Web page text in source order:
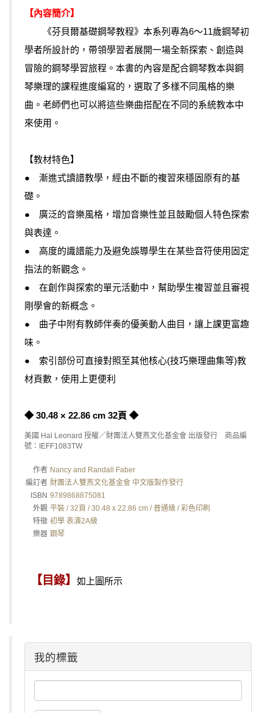
【內容簡介】
《芬貝爾基礎鋼琴教程》本系列專為6～11歲鋼琴初
學者所設計的，帶領學習者展開一場全新探索、創造與
冒險的鋼琴學習旅程。本書的內容是配合鋼琴教本與鋼
琴樂理的課程進度編寫的，選取了多樣不同風格的樂
曲。老師們也可以將這些樂曲搭配在不同的系統教本中
來使用。
【教材特色】
● 漸進式讀譜教學，經由不斷的複習來穩固原有的基
礎。
● 廣泛的音樂風格，增加音樂性並且鼓勵個人特色探索
與表達。
● 高度的識譜能力及避免誤導學生在某些音符使用固定
指法的新觀念。
● 在創作與探索的單元活動中，幫助學生複習並且審視
剛學會的新概念。
● 曲子中附有教師伴奏的優美動人曲目，讓上課更富趣
味。
● 索引部份可直接對照至其他核心(技巧樂理曲集等)教
材頁數，使用上更便利
◆ 30.48 × 22.86 cm 32頁 ◆
美國 Hal Leonard 授權／財團法人雙燕文化基金會 出版發行 商品編
號：IEFF1083TW
作者 Nancy and Randall Faber
編訂者 財團法人雙燕文化基金會 中文版製作發行
ISBN 9789868875081
外觀 平裝 / 32頁 / 30.48 x 22.86 cm / 普通級 / 彩色印刷
特徵 初學 表演2A級
樂器 鋼琴
【目錄】 如上圖所示
我的標籤